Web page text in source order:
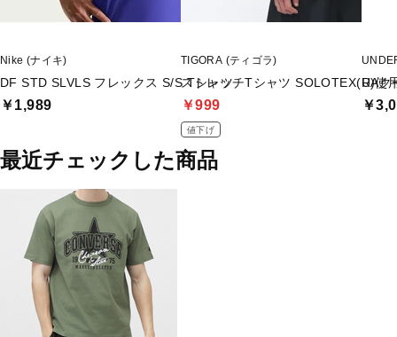
Nike (ナイキ)
DF STD SLVLS フレックス S/S Tシャツ
￥1,989
TIGORA (ティゴラ)
ストレッチTシャツ SOLOTEX(R)使
￥999
値下げ
UAク
￥
最近チェックした商品